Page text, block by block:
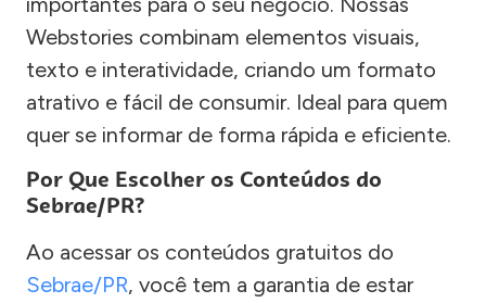
Webstories combinam elementos visuais,
texto e interatividade, criando um formato
atrativo e fácil de consumir. Ideal para quem
quer se informar de forma rápida e eficiente.
Por Que Escolher os Conteúdos do
Sebrae/PR?
Ao acessar os conteúdos gratuitos do
Sebrae/PR, você tem a garantia de estar